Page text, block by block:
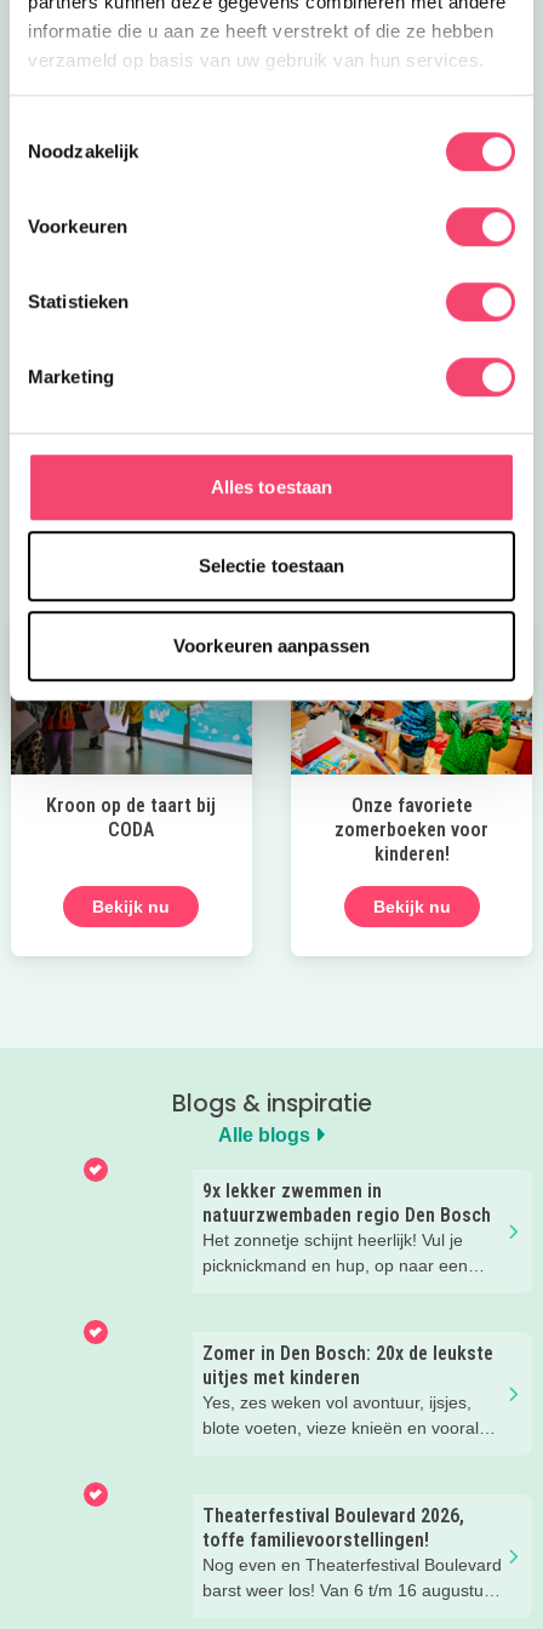
informatie die u aan ze heeft verstrekt of die ze hebben
verzameld op basis van uw gebruik van hun services.
Noodzakelijk
Voorkeuren
Statistieken
Marketing
Alles toestaan
Selectie toestaan
Voorkeuren aanpassen
ZOMERVAKANTIE!
van kindvriendelijke festivals tot verkoelende
speeltuinen en spannende wandelroutes!
Laat die zomer maar komen!
Kroon op de taart bij
CODA
Bekijk nu
Onze favoriete
zomerboeken voor
kinderen!
Bekijk nu
Blogs & inspiratie
Alle blogs
9x lekker zwemmen in
natuurzwembaden regio Den Bosch
Het zonnetje schijnt heerlijk! Vul je
picknickmand en hup, op naar een
het hele gezin. In het water, op het
strand, in de speeltuin of in het gras!
Tijd om lekker aftekoelen in het
zwemwater.
Zomer in Den Bosch: 20x de leukste
uitjes met kinderen
Yes, zes weken vol avontuur, ijsjes,
blote voeten, vieze knieën en vooral
zomertips, een gratis bucketlist én
zelfs een exclusieve Kidsproof-deal
voor je verzameld.
Theaterfestival Boulevard 2026,
toffe familievoorstellingen!
Nog even en Theaterfestival Boulevard
barst weer los! Van 6 t/m 16 augustus